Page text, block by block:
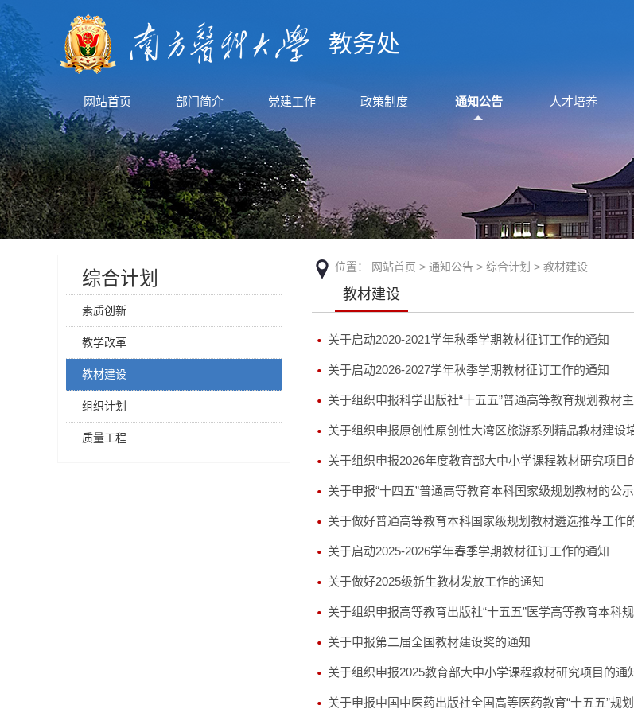
教务处
网站首页 部门简介 党建工作 政策制度 通知公告 人才培养
综合计划
素质创新
教学改革
教材建设
组织计划
质量工程
位置： 网站首页 > 通知公告 > 综合计划 > 教材建设
教材建设
关于启动2020-2021学年秋季学期教材征订工作的通知
关于启动2026-2027学年秋季学期教材征订工作的通知
关于组织申报科学出版社“十五五”普通高等教育规划教材
关于组织申报原创性原创性大湾区旅游系列精品教材建设
关于组织申报2026年度教育部大中小学课程教材研究项目
关于申报“十四五”普通高等教育本科国家级规划教材的公示
关于做好普通高等教育本科国家级规划教材遴选推荐工作
关于启动2025-2026学年春季学期教材征订工作的通知
关于做好2025级新生教材发放工作的通知
关于组织申报高等教育出版社“十五五”医学高等教育本科
关于申报第二届全国教材建设奖的通知
关于组织申报2025教育部大中小学课程教材研究项目的通
关于申报中国中医药出版社全国高等医药教育“十五五”规